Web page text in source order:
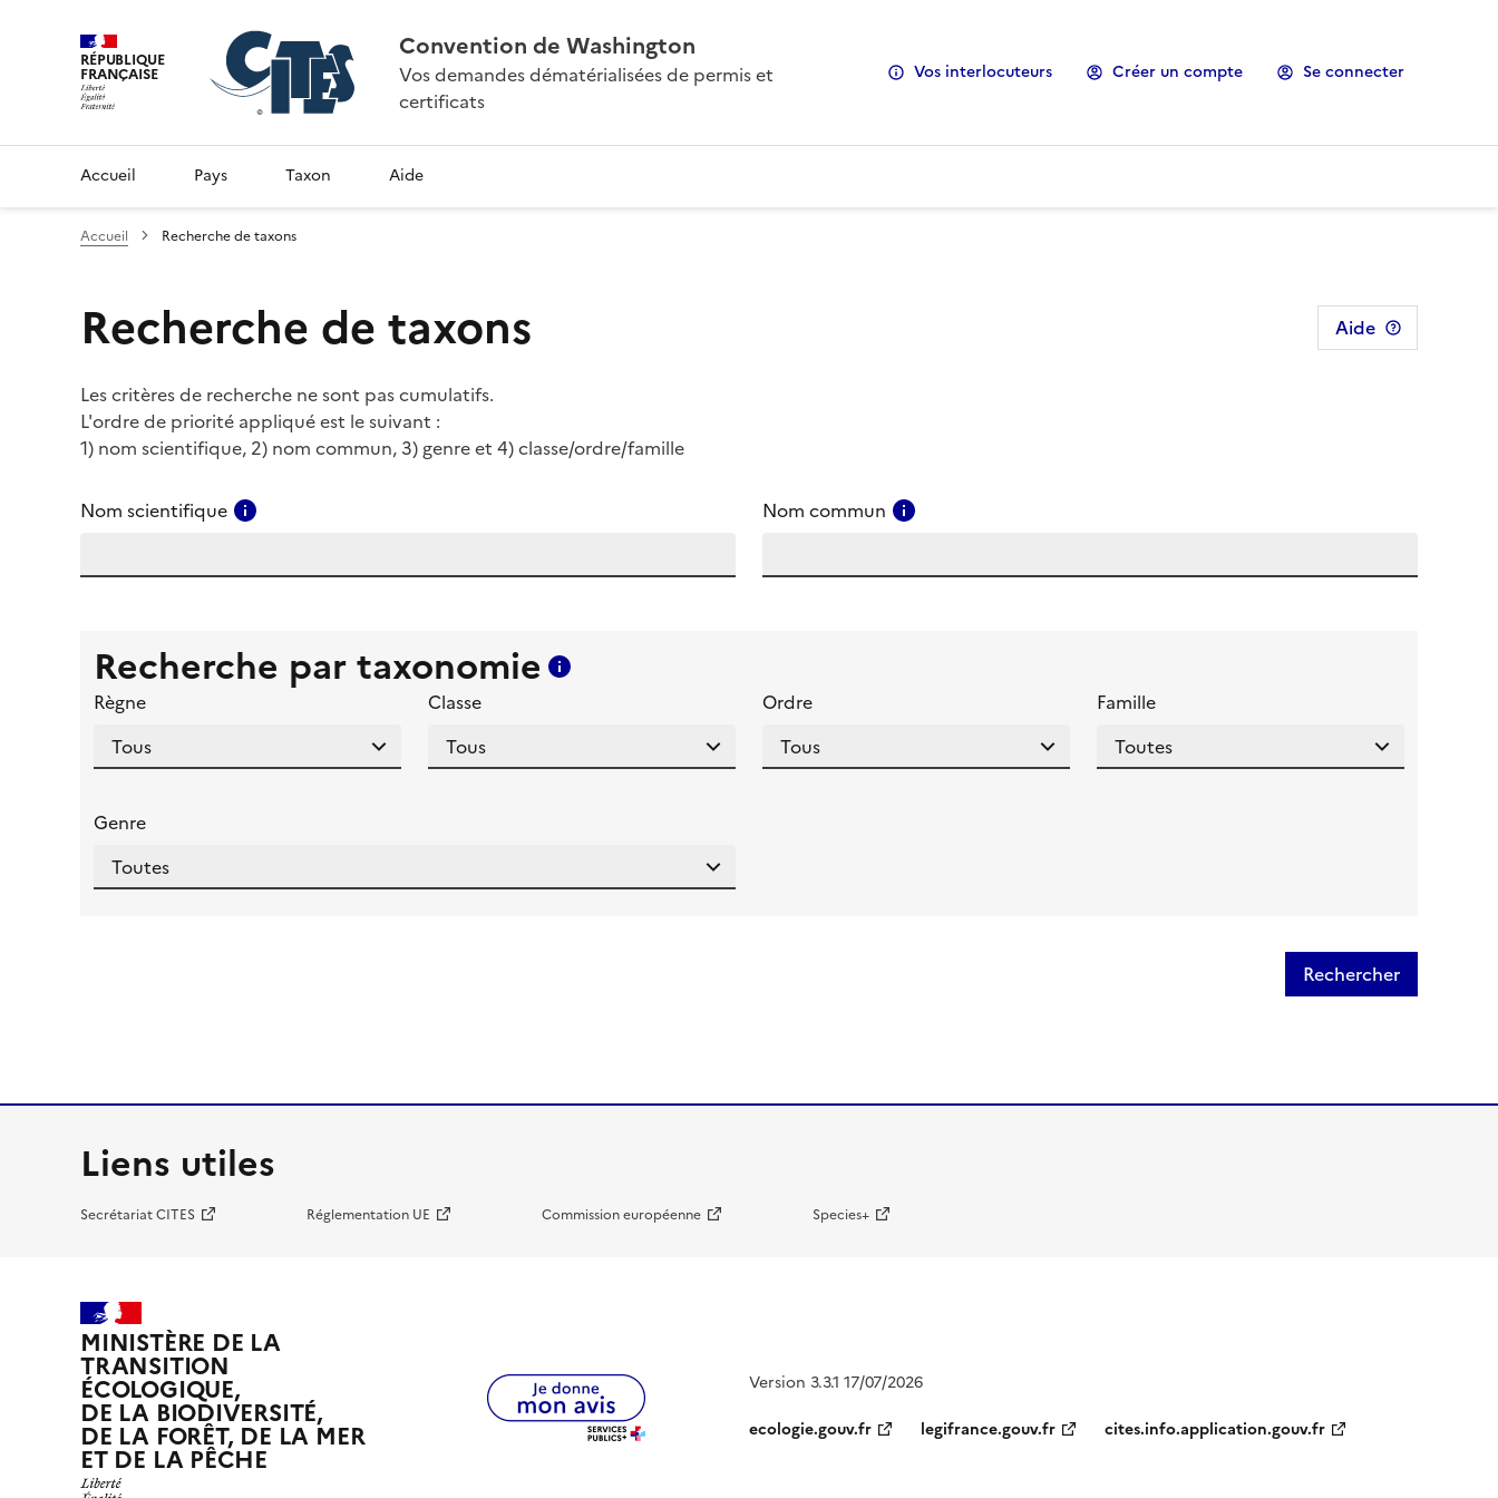
RÉPUBLIQUE
FRANÇAISE
Convention de Washington
Vos demandes dématérialisées de permis et
certificats
Vos interlocuteurs Créer un compte Se connecter
Accueil Pays Taxon Aide
Accueil Recherche de taxons
Recherche de taxons Aide
Les critères de recherche ne sont pas cumulatifs.
L'ordre de priorité appliqué est le suivant :
1) nom scientifique, 2) nom commun, 3) genre et 4) classe/ordre/famille
Nom scientifique Nom commun
Recherche par taxonomie
Règne
Classe Ordre Famille
Genre
Rechercher
Liens utiles
Secrétariat CITES Réglementation UE Commission européenne Species+
MINISTÈRE DE LA
TRANSITION
ÉCOLOGIQUE,
DE LA BIODIVERSITÉ,
DE LA FORÊT, DE LA MER
ET DE LA PÊCHE
Version 3.3.1 17/07/2026
ecologie.gouv.fr
legifrance.gouv.fr cites.info.application.gouv.fr